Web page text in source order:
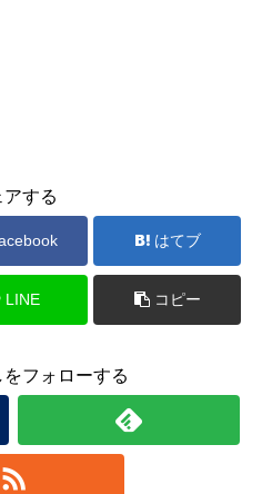
アする
はてブ
LINE コピー
フォローする